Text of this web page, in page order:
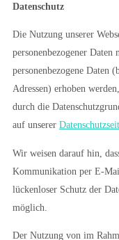
Datenschutz
Die Nutzung unserer
personenbezogener
personenbezogene Daten
Adressen) erhoben
durch die
auf unserer
Wir weisen darauf hin,
Kommunikation per E-
lückenloser Schutz der
möglich.
Der Nutzung von im